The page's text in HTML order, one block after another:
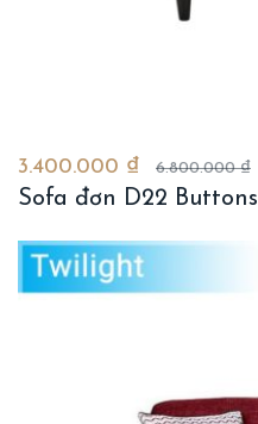
3.400.000 ₫ 6.800.000 ₫
Sofa đơn D22 Buttons